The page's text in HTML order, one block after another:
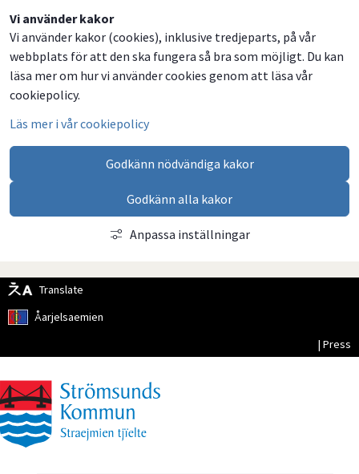
Vi använder kakor
Vi använder kakor (cookies), inklusive tredjeparts, på vår
webbplats för att den ska fungera så bra som möjligt. Du kan
läsa mer om hur vi använder cookies genom att läsa vår
cookiepolicy.
Läs mer i vår cookiepolicy
Godkänn nödvändiga kakor
Godkänn alla kakor
Anpassa inställningar
Translate
Åarjelsaemien
| Press
Dela
på
Facebook
Dela
på
Twitter
Dela
på
LinkedIn
Dela
via
email